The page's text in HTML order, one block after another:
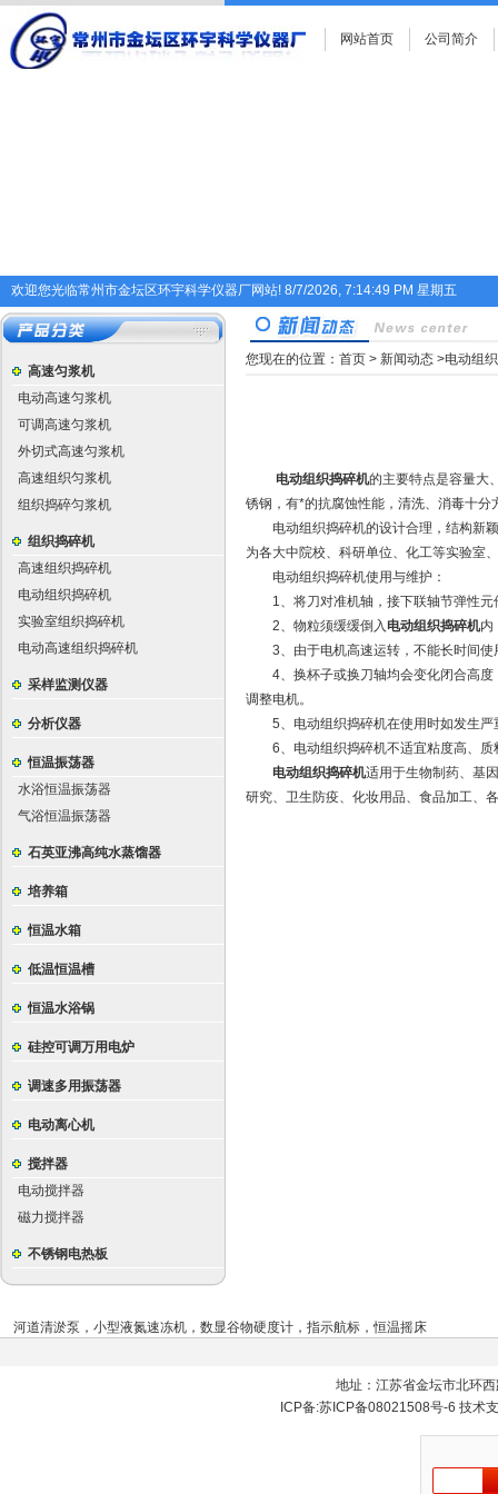
网站首页 公司简介
欢迎您光临常州市金坛区环宇科学仪器厂网站! 8/7/2026, 7:14:49 PM 星期五
高速匀浆机
电动高速匀浆机
可调高速匀浆机
外切式高速匀浆机
高速组织匀浆机
组织捣碎匀浆机
组织捣碎机
高速组织捣碎机
电动组织捣碎机
实验室组织捣碎机
电动高速组织捣碎机
采样监测仪器
分析仪器
恒温振荡器
水浴恒温振荡器
气浴恒温振荡器
石英亚沸高纯水蒸馏器
培养箱
恒温水箱
低温恒温槽
恒温水浴锅
硅控可调万用电炉
调速多用振荡器
电动离心机
搅拌器
电动搅拌器
磁力搅拌器
不锈钢电热板
您现在的位置： 首页 > 新闻动态 >电动组
电动组织捣碎机的主要特点是容量大
锈钢，有*的抗腐蚀性能，清洗、消毒十
电动组织捣碎机的设计合理，结构新颖
为各大中院校、科研单位、化工等实验室
电动组织捣碎机使用与维护：
1、将刀对准机轴，接下联轴节弹性元
2、物粒须缓缓倒入 电动组织捣碎机内
3、由于电机高速运转，不能长时间使
4、换杯子或换刀轴均会变化闭合高度
调整电机。
5、电动组织捣碎机在使用时如发生严
6、电动组织捣碎机不适宜粘度高、质
电动组织捣碎机适用于生物制药、基
研究、卫生防疫、化妆用品、食品加工、
河道清淤泵 ， 小型液氮速冻机 ， 数显谷物硬度计 ， 指示航标 ，恒温摇床
地址：江苏省金坛市北环
ICP备:苏ICP备08021508号-6 技术